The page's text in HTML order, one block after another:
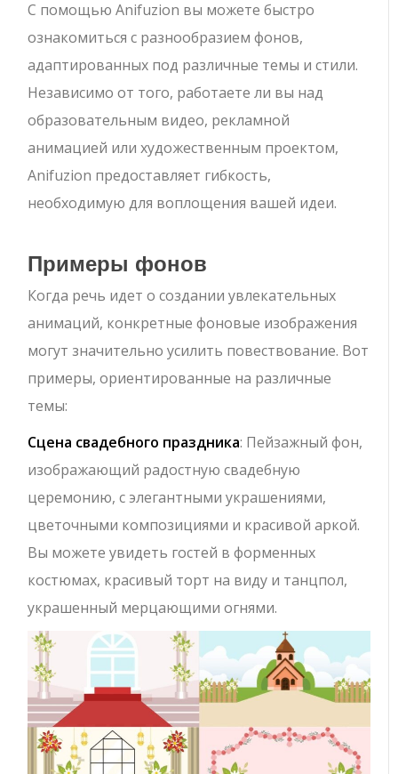
С помощью Anifuzion вы можете быстро
ознакомиться с разнообразием фонов,
адаптированных под различные темы и стили.
Независимо от того, работаете ли вы над
образовательным видео, рекламной
анимацией или художественным проектом,
Anifuzion предоставляет гибкость,
необходимую для воплощения вашей идеи.
Примеры фонов
Когда речь идет о создании увлекательных
анимаций, конкретные фоновые изображения
могут значительно усилить повествование. Вот
примеры, ориентированные на различные
темы:
Сцена свадебного праздника: Пейзажный фон,
изображающий радостную свадебную
церемонию, с элегантными украшениями,
цветочными композициями и красивой аркой.
Вы можете увидеть гостей в форменных
костюмах, красивый торт на виду и танцпол,
украшенный мерцающими огнями.